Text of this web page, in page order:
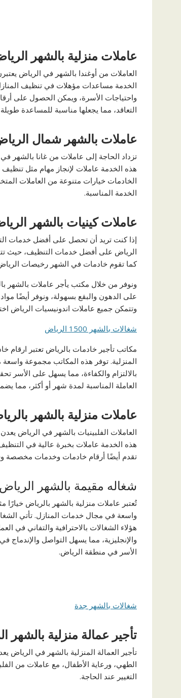
عاملات منزلية بالشهر
العاملات من أوغندا بالشهر في الرياض
الخدمة مساعدات مؤهلات في تنظيف
واحتياجات الأسرة، ويمكن الحصول على
التعاقد، مما يجعلها مناسبة للمساعدة
عاملات بالشهر شمال
تزداد الحاجة إلى عاملات من غانا بالشهر
هذه الخدمة عاملات لإنجاز مهام مثل
الخادمات خيارات متنوعة من العاملات
الخدمة المناسبة.
عاملات كينيات بالشهر
إذا كنت تريد أن تحصل على أفضل خدمات
الرياض على أفضل خدمات التنظيف، حيث
كما تقوم خادمات في الشهر رخيصات
ونوفر من خلال مكتب يأجر عاملات بالشهر
على الدهون والبقع بسهولة، ونوفر أيضًا
وتتمكن جميع عاملات اندونيسيات الرياض
شغالات بالشهر 1500 الرياض
مكاتب تأجير خادمات بالرياض تعتبر
المنزلية. توفر هذه المكاتب مجموعة
بالالتزام والكفاءة، مما يسهل على الأسر
العاملة المناسبة لمدة شهر أو أكثر، مما
عاملات منزلية بالشهر
العاملات الفلبينيات بالشهر في الرياض
هذه الخدمة عاملات بخبرة عالية في
تقدم أيضًا أرقام خادمات وخدمات مخصصة
شغاله مقيمة بالشهر الرياض
تُعتبر عاملات منزلية بالشهر بالرياض
واسعة في مجال خدمات المنازل. تأتي
هؤلاء الشغالات بالاحترافية والتفاني في
والإنجليزية، مما يسهل التواصل والإندماج
الأسر في منطقة الرياض.
شغالات بالشهر جدة
تأجير عمالة منزلية بالشهر
تأجير العمالة المنزلية بالشهر في الرياض
الطهي، ورعاية الأطفال، مع عاملات من
التغيير عند الحاجة.